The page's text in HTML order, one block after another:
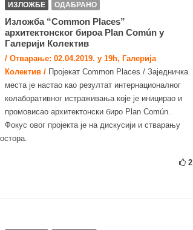
ИЗЛОЖБЕ ОДАБРАНО
Изложба “Common Places”
архитектонског бироа Plan Común у
Галерији Колектив
/ Отварање: 02.04.2019. у 19h, Галерија
Колектив / Пројекат Common Places / Заједничка
места је настао као резултат интернационалног
колаборативног истраживања које је иницирао и
промовисао архитектонски биро Plan Común.
Фокус овог пројекта је на дискусији и стварању
2